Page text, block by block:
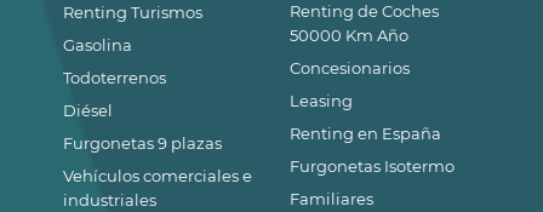
Renting Turismos
Gasolina
Todoterrenos
Diésel
Furgonetas 9 plazas
Vehículos comerciales e
industriales
Renting de Coches
50000 Km Año
Concesionarios
Leasing
Renting en España
Furgonetas Isotermo
Familiares